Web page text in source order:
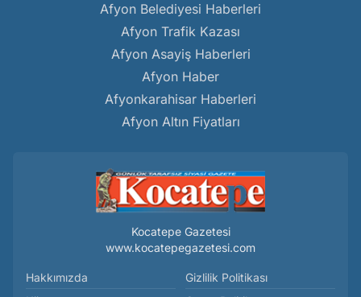
Afyon Belediyesi Haberleri
Afyon Trafik Kazası
Afyon Asayiş Haberleri
Afyon Haber
Afyonkarahisar Haberleri
Afyon Altın Fiyatları
Kocatepe Gazetesi
www.kocatepegazetesi.com
Hakkımızda
Gizlilik Politikası